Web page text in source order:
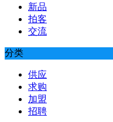
新品
拍客
交流
分类
供应
求购
加盟
招聘